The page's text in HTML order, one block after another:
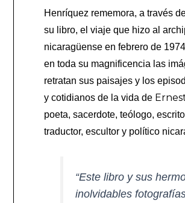
Henríquez rememora, a través
su libro, el viaje que hizo al
nicaragüense en febrero de
en toda su magnificencia las
retratan sus paisajes y los
y cotidianos de la vida de
poeta, sacerdote, teólogo,
traductor,escultor y político
“Este libro y sus
inolvidables